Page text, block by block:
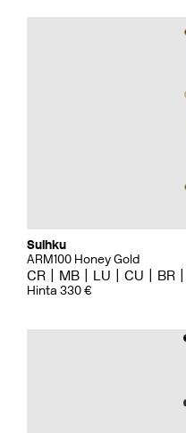
Suihku
ARM100 Honey Gold
CR MB LU CU BR
Hinta 330 €